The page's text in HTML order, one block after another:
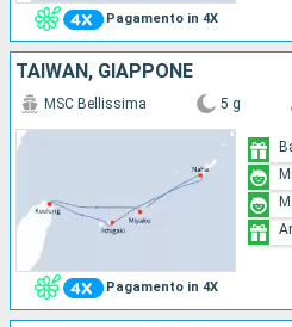
Pagamento in 4X
TAIWAN, GIAPPONE
Pagamento in 4X
MSC Bellissima 5 g